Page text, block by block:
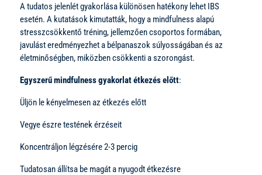
A tudatos jelenlét gyakorlása különösen hatékony lehet IBS
esetén. A kutatások kimutatták, hogy a mindfulness alapú
stresszcsökkentő tréning, jellemzően csoportos formában,
javulást eredményezhet a bélpanaszok súlyosságában és az
életminőségben, miközben csökkenti a szorongást.
Egyszerű mindfulness gyakorlat étkezés előtt:
Üljön le kényelmesen az étkezés előtt
Vegye észre testének érzéseit
Koncentráljon légzésére 2-3 percig
Tudatosan állítsa be magát a nyugodt étkezésre